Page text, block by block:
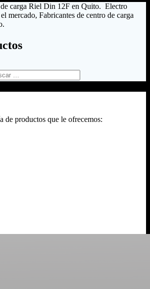
de carga Riel Din 12F en Quito. Electro
mercado, Fabricantes de centro de carga
de productos que le ofrecemos: